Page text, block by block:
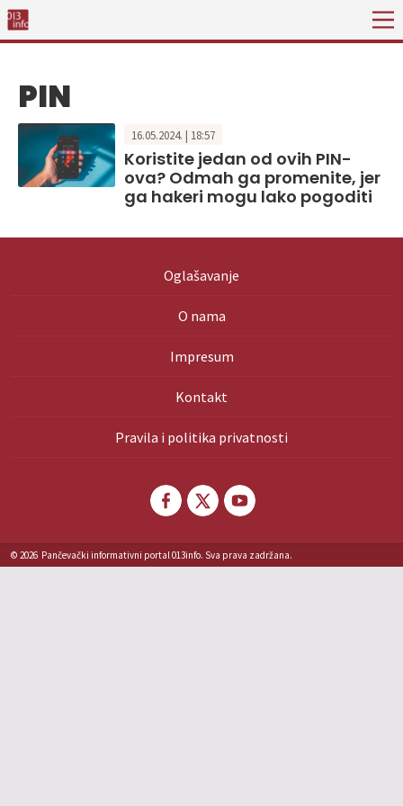
PIN
16.05.2024. | 18:57
Koristite jedan od ovih PIN-
ova? Odmah ga promenite, jer
ga hakeri mogu lako pogoditi
Oglašavanje
O nama
Impresum
Kontakt
Pravila i politika privatnosti
© 2026 Pančevački informativni portal 013info. Sva prava zadržana.